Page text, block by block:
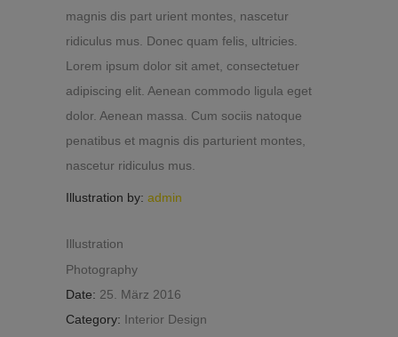
magnis dis part urient montes, nascetur
ridiculus mus. Donec quam felis, ultricies.
Lorem ipsum dolor sit amet, consectetuer
adipiscing elit. Aenean commodo ligula eget
dolor. Aenean massa. Cum sociis natoque
penatibus et magnis dis parturient montes,
nascetur ridiculus mus.
Illustration by: admin
Illustration
Photography
Date: 25. März 2016
Category: Interior Design